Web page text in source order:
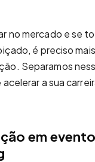
no mercado e se
é preciso
Separamos
a sua
em